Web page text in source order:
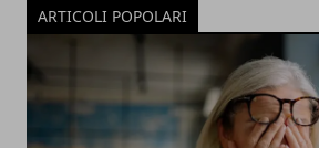
ARTICOLI POPOLARI